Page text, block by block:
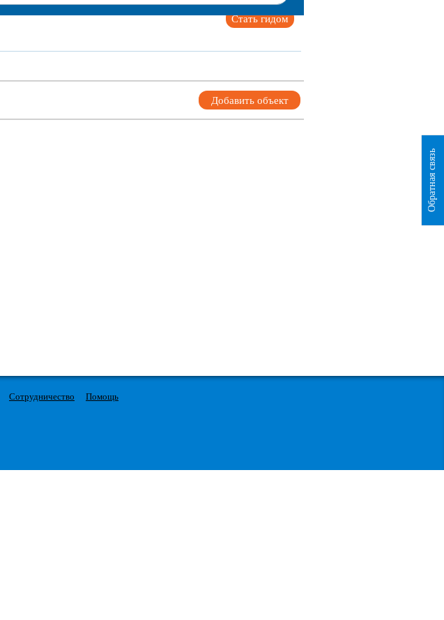
Стать гидом
Добавить объект
Сотрудничество
Помощь
Обратная связь